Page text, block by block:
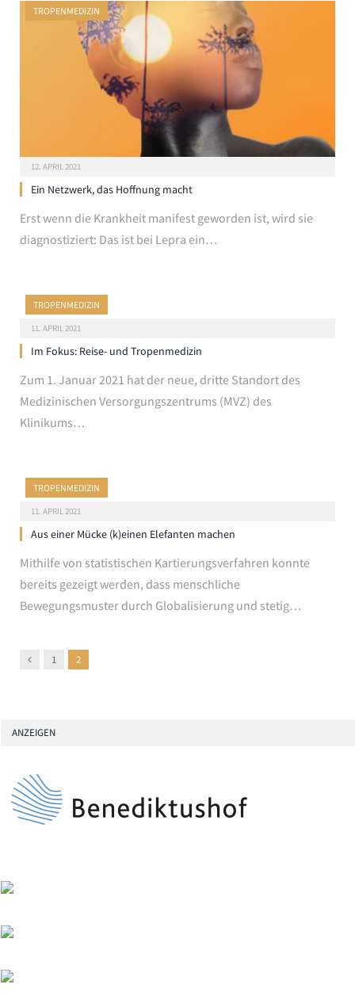
TROPENMEDIZIN
12. APRIL 2021
Ein Netzwerk, das Hoffnung macht
Erst wenn die Krankheit manifest geworden ist, wird sie
diagnostiziert: Das ist bei Lepra ein…
TROPENMEDIZIN
11. APRIL 2021
Im Fokus: Reise- und Tropenmedizin
Zum 1. Januar 2021 hat der neue, dritte Standort des
Medizinischen Versorgungszentrums (MVZ) des
Klinikums…
TROPENMEDIZIN
11. APRIL 2021
Aus einer Mücke (k)einen Elefanten machen
Mithilfe von statistischen Kartierungsverfahren konnte
bereits gezeigt werden, dass menschliche
Bewegungsmuster durch Globalisierung und stetig…
Previous
1 2
ANZEIGEN